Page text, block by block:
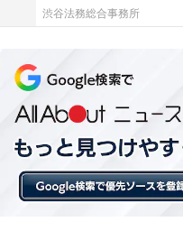
はスズキ ワゴンR（
となった場所を聖地巡
渋谷法務総合事務所